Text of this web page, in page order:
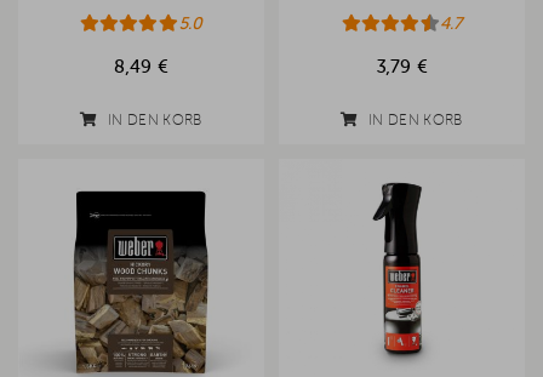
5.0
8,49 €
IN DEN KORB
4.7
3,79 €
IN DEN KORB